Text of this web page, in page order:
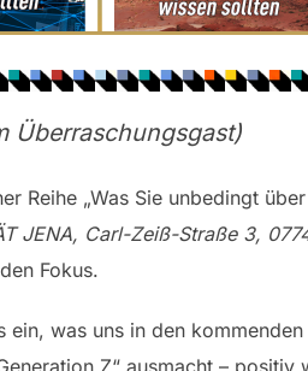
Überraschungsgast)
Reihe „Was Sie unbedingt
JENA, Carl-Zeiß-Straße 3,
Fokus.
ein, was uns in den
Z“ ausmacht – positiv